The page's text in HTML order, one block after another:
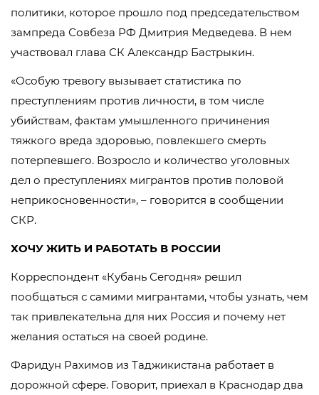
политики, которое прошло под председательством
зампреда Совбеза РФ Дмитрия Медведева. В нем
участвовал глава СК Александр Бастрыкин.
«Особую тревогу вызывает статистика по
преступлениям против личности, в том числе
убийствам, фактам умышленного причинения
тяжкого вреда здоровью, повлекшего смерть
потерпевшего. Возросло и количество уголовных
дел о преступлениях мигрантов против половой
неприкосновенности», – говорится в сообщении
СКР.
ХОЧУ ЖИТЬ И РАБОТАТЬ В РОССИИ
Корреспондент «Кубань Сегодня» решил
пообщаться с самими мигрантами, чтобы узнать, чем
так привлекательна для них Россия и почему нет
желания остаться на своей родине.
Фаридун Рахимов из Таджикистана работает в
дорожной сфере. Говорит, приехал в Краснодар два